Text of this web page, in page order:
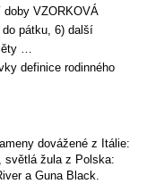
doby VZORKOVÁ
pátku, 6) další
…
definice rodinného
dovážené z Itálie:
světlá žula z Polska:
a Guna Black.